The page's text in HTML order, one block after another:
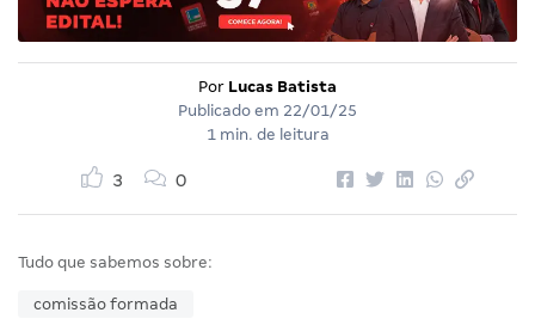
Por Lucas Batista
Publicado em 22/01/25
1 min. de leitura
3 0
Tudo que sabemos sobre:
comissão formada